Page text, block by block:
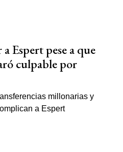
Espert pese a que
culpable por